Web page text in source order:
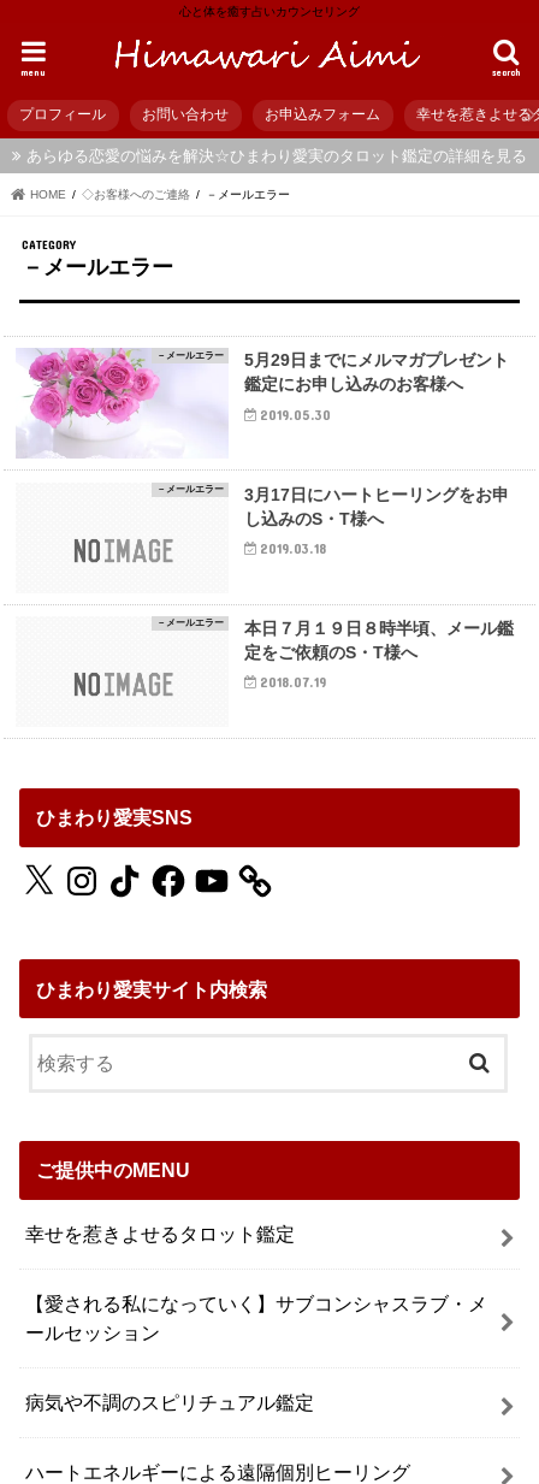
心と体を癒す占いカウンセリング
search
menu
プロフィール お問い合わせ お申込みフォーム 幸せを惹きよせる
あらゆる恋愛の悩みを解決☆ひまわり愛実のタロット鑑定の詳細を見る
HOME ◇お客様へのご連絡 －メールエラー
－メールエラー
－メールエラー
5月29日までにメルマガプレゼント
鑑定にお申し込みのお客様へ
2019.05.30
－メールエラー
3月17日にハートヒーリングをお申
し込みのS・T様へ
2019.03.18
－メールエラー
本日７月１９日８時半頃、メール鑑
定をご依頼のS・T様へ
2018.07.19
ひまわり愛実SNS
X InstagramTikTokFacebookYouTube
ひまわり愛実サイト内検索
ご提供中のMENU
幸せを惹きよせるタロット鑑定
【愛される私になっていく】サブコンシャスラブ・メ
ールセッション
病気や不調のスピリチュアル鑑定
ハートエネルギーによる遠隔個別ヒーリング